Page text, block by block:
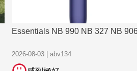
Essentials NB 990 NB 327 NB
2026-08-03 | abv134